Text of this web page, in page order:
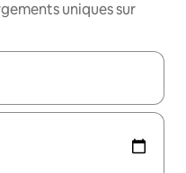
uniques sur
utilisez les flèches vers le